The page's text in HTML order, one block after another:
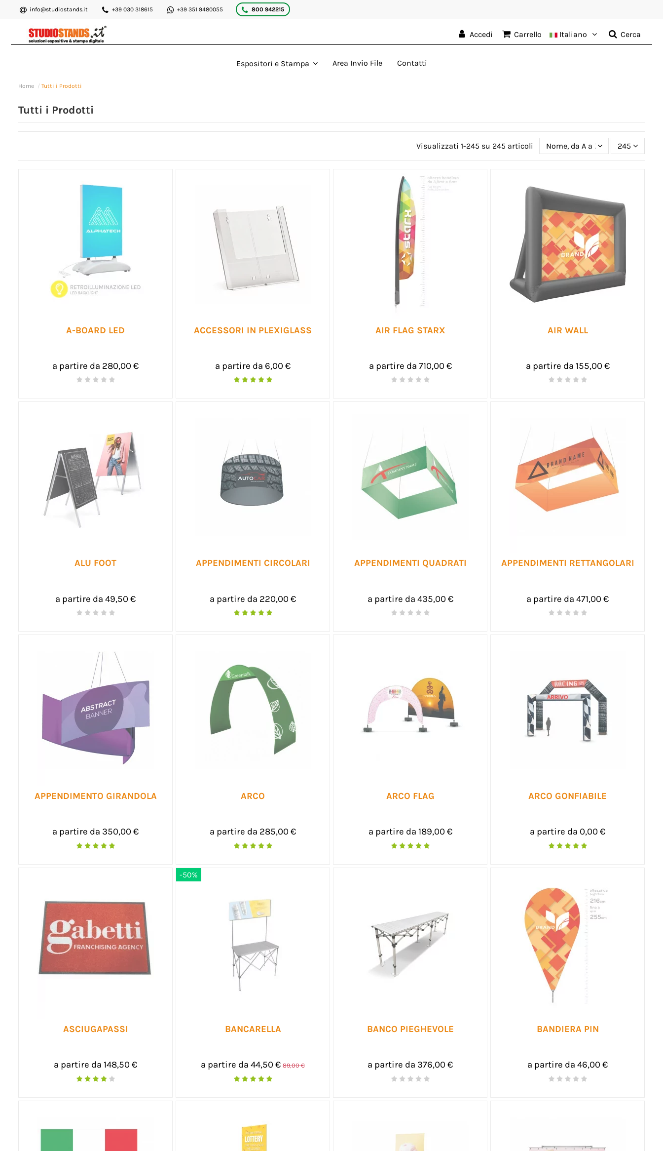
info@studiostands.it +39 030 318615 +39 351 9480055 800 942215
Accedi Carrello Italiano Cerca
Espositori e Stampa Area Invio File Contatti
Home Tutti i Prodotti
Tutti i Prodotti
Visualizzati 1-245 su 245 articoli Nome, da A a Z 245
A-BOARD LED
a partire da 280,00 €
ACCESSORI IN PLEXIGLASS
a partire da 6,00 €
AIR FLAG STARX
a partire da 710,00 €
AIR WALL
a partire da 155,00 €
ALU FOOT
a partire da 49,50 €
APPENDIMENTI CIRCOLARI
a partire da 220,00 €
APPENDIMENTI QUADRATI
a partire da 435,00 €
APPENDIMENTI RETTANGOLARI
a partire da 471,00 €
APPENDIMENTO GIRANDOLA
a partire da 350,00 €
ARCO
a partire da 285,00 €
ARCO FLAG
a partire da 189,00 €
ARCO GONFIABILE
a partire da 0,00 €
ASCIUGAPASSI
a partire da 148,50 €
-50%
BANCARELLA
a partire da 44,50 € 89,00 €
BANCO PIEGHEVOLE
a partire da 376,00 €
BANDIERA PIN
a partire da 46,00 €